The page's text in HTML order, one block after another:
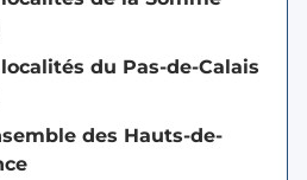
du Pas-de-Calais
des Hauts-de-